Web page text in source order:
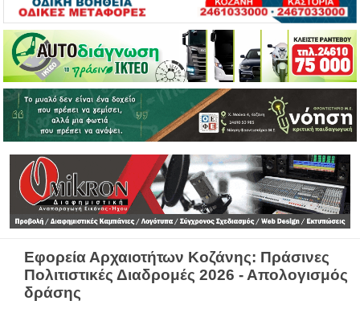
Εφορεία Αρχαιοτήτων Κοζάνης: Πράσινες
Πολιτιστικές Διαδρομές 2026 - Απολογισμός
δράσης